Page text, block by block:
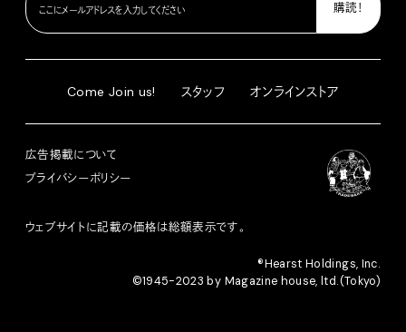
Come Join us! スタッフ オンラインストア
広告掲載について
プライバシーポリシー
ウェブサイトに記載の価格は総額表示です。
®︎Hearst Holdings, Inc.
©1945-2023 by Magazine house, ltd.(Tokyo)